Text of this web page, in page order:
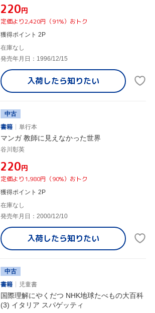
¥220円
定価より2,420円（91%）おトク
獲得ポイント 2P
在庫なし
発売年月日：1996/12/15
入荷したら知りたい
中古
書籍
単行本
マンガ 教師に見えなかった世界
谷川彰英
¥220円
定価より1,980円（90%）おトク
獲得ポイント 2P
在庫なし
発売年月日：2000/12/10
入荷したら知りたい
中古
書籍
児童書
国際理解にやくだつ NHK地球たべもの大百科
(3) イタリア スパゲッティ